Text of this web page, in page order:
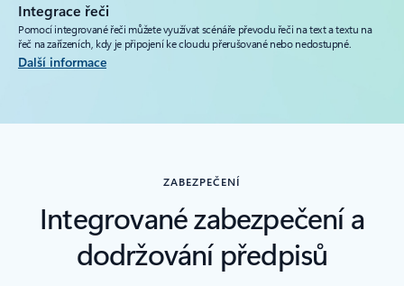
Integrace řeči
Pomocí integrované řeči můžete využívat scénáře převodu řeči na text a textu na
řeč na zařízeních, kdy je připojení ke cloudu přerušované nebo nedostupné.
Další informace
ZABEZPEČENÍ
Integrované zabezpečení a
dodržování předpisů